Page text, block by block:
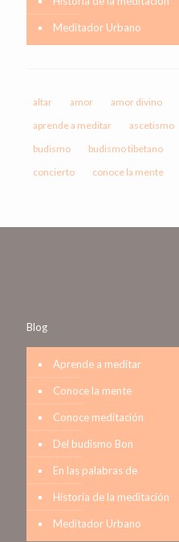
Meditador Urbano
altar amor amor divino
aprende a meditar
ascetismo
budismo
budismo tibetano
concierto
conoce la mente
Blog
Aprende a meditar
Conoce la mente
Conoce meditación
Del budismo Bon
En las palabras de
Historia de la meditación
Meditador Urbano